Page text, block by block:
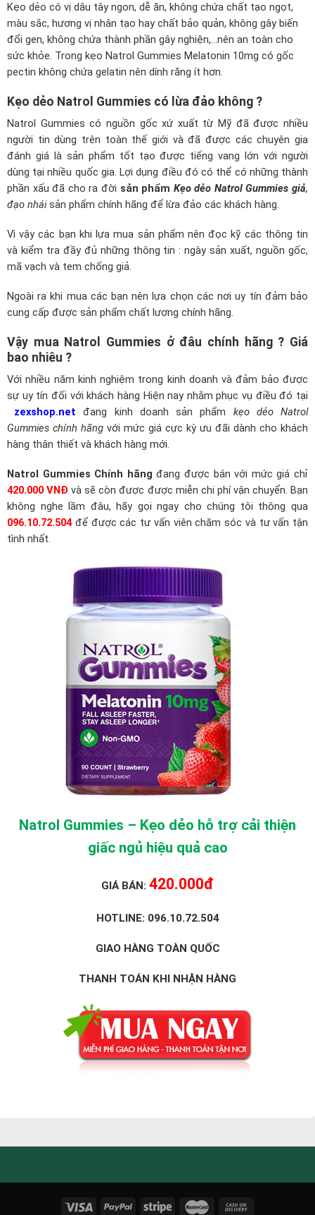
Kẹo dẻo có vị dâu tây ngon, dễ ăn, không chứa chất tạo ngọt,
màu sắc, hương vị nhân tạo hay chất bảo quản, không gây biến
đổi gen, không chứa thành phần gây nghiện,…nên an toàn cho
sức khỏe. Trong kẹo Natrol Gummies Melatonin 10mg có gốc
pectin không chứa gelatin nên dính răng ít hơn.
Kẹo dẻo Natrol Gummies có lừa đảo không ?
Natrol Gummies có nguồn gốc xứ xuất từ Mỹ đã được nhiều
người tin dùng trên toàn thế giới và đã được các chuyên gia
đánh giá là sản phẩm tốt tạo được tiếng vang lớn với người
dùng tại nhiều quốc gia. Lợi dụng điều đó có thể có những thành
phần xấu đã cho ra đời sản phẩm Kẹo dẻo Natrol Gummies giả,
đạo nháisản phẩm chính hãng để lừa đảo các khách hàng.
Vì vậy các bạn khi lựa mua sản phẩm nên đọc kỹ các thông tin
và kiểm tra đầy đủ những thông tin : ngày sản xuất, nguồn gốc,
mã vạch và tem chống giả.
Ngoài ra khi mua các bạn nên lựa chọn các nơi uy tín đảm bảo
cung cấp được sản phẩm chất lượng chính hãng.
Vậy mua Natrol Gummies ở đâu chính hãng ? Giá
bao nhiêu ?
Với nhiều năm kinh nghiệm trong kinh doanh và đảm bảo được
sự uy tín đối với khách hàng Hiện nay nhằm phục vụ điều đó tại
zexshop.net đang kinh doanh sản phẩm kẹo dẻo Natrol
Gummies chính hãng với mức giá cực kỳ ưu đãi dành cho khách
hàng thân thiết và khách hàng mới.
Natrol Gummies Chính hãng đang được bán với mức giá chỉ
420.000 VNĐ và sẽ còn được được miễn chi phí vận chuyển. Bạn
không nghe lầm đâu, hãy gọi ngay cho chúng tôi thông qua
096.10.72.504để được các tư vấn viên chăm sóc và tư vấn tận
tình nhất.
Natrol Gummies – Kẹo dẻo hỗ trợ cải thiện
giấc ngủ hiệu quả cao
GIÁ BÁN: 420.000đ
HOTLINE: 096.10.72.504
GIAO HÀNG TOÀN QUỐC
THANH TOÁN KHI NHẬN HÀNG